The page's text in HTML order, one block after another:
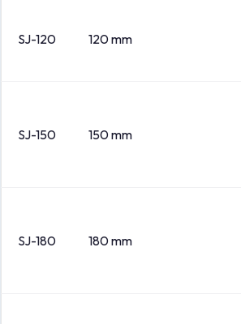
SJ-120 120 mm
SJ-150 150 mm
SJ-180 180 mm